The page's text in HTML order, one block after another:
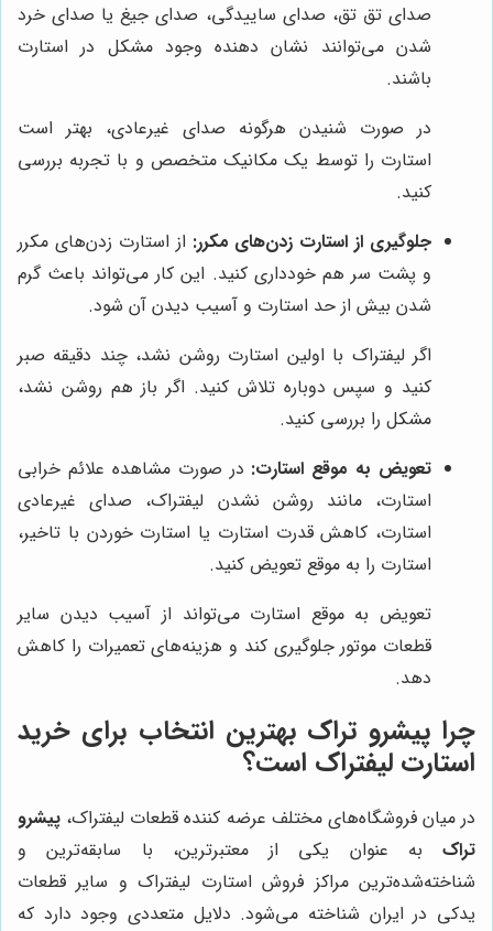
صدای تق تق، صدای ساییدگی، صدای جیغ یا صدای خرد
شدن می‌توانند نشان دهنده وجود مشکل در استارت
باشند.
در صورت شنیدن هرگونه صدای غیرعادی، بهتر است
استارت را توسط یک مکانیک متخصص و با تجربه بررسی
کنید.
جلوگیری از استارت زدن‌های مکرر: از استارت زدن‌های مکرر
و پشت سر هم خودداری کنید. این کار می‌تواند باعث گرم
شدن بیش از حد استارت و آسیب دیدن آن شود.
اگر لیفتراک با اولین استارت روشن نشد، چند دقیقه صبر
کنید و سپس دوباره تلاش کنید. اگر باز هم روشن نشد،
مشکل را بررسی کنید.
تعویض به موقع استارت: در صورت مشاهده علائم خرابی
استارت، مانند روشن نشدن لیفتراک، صدای غیرعادی
استارت، کاهش قدرت استارت یا استارت خوردن با تاخیر،
استارت را به موقع تعویض کنید.
تعویض به موقع استارت می‌تواند از آسیب دیدن سایر
قطعات موتور جلوگیری کند و هزینه‌های تعمیرات را کاهش
دهد.
چراپیشرو تراک بهترین انتخاب برای خرید
استارت لیفتراک است؟
در میان فروشگاه‌های مختلف عرضه کننده قطعات لیفتراک، پیشرو
تراک به عنوان یکی از معتبرترین، با سابقه‌ترین و
شناخته‌شده‌ترین مراکز فروش استارت لیفتراک و سایر قطعات
یدکی در ایران شناخته می‌شود. دلایل متعددی وجود دارد که